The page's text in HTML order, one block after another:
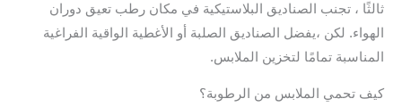
ثالثًا ، تجنب الصناديق البلاستيكية في مكان رطب تعيق دوران
الهواء. لكن ،يفضل الصناديق الصلبة أو الأغطية الواقية الفراغية
المناسبة تمامًا لتخزين الملابس.
كيف تحمي الملابس من الرطوبة؟